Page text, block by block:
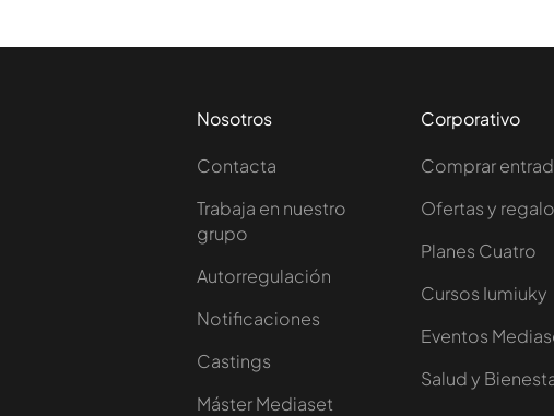
Nosotros
Contacta
Trabaja en nuestro
grupo
Autorregulación
Notificaciones
Castings
Máster Mediaset
Corporativo
Comprar
Ofertas y
Planes Cuatro
Cursos Iumiuky
Eventos
Salud y